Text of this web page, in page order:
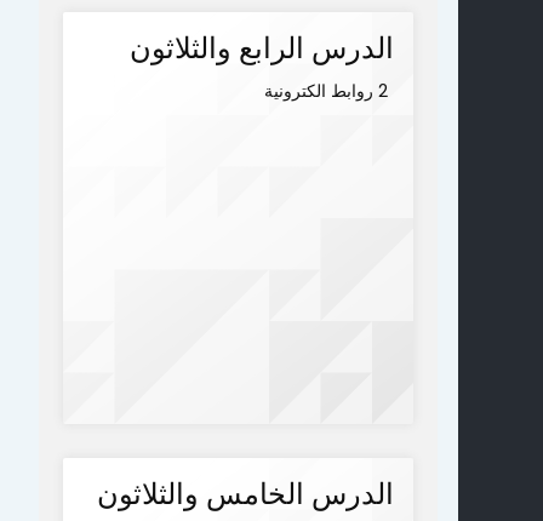
الدرس الرابع والثلاثون
2 روابط الكترونية
الدرس الخامس والثلاثون